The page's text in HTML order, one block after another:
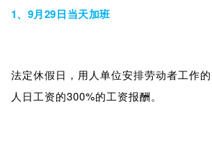
1、9月29日当天加班
法定休假日，用人单位安排劳动者工作
人日工资的300%的工资报酬。